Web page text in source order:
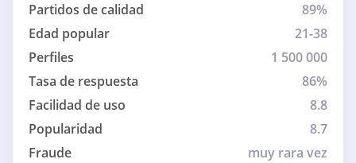
Partidos de calidad
89%
Edad popular
21-38
Perfiles
1 500 000
Tasa de respuesta
86%
Facilidad de uso
8.8
Popularidad
8.7
Fraude
muy rara vez